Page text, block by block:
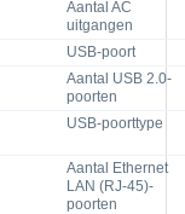
Aantal AC
uitgangen
USB-poort
Aantal USB 2.0-
poorten
USB-poorttype
Aantal Ethernet
LAN (RJ-45)-
poorten